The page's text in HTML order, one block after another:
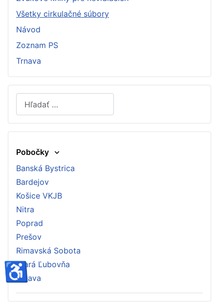
Všetky cirkulačné súbory
Návod
Zoznam PS
Trnava
Hľadať
Type 2 or more characters for results.
Pobočky
Banská Bystrica
Bardejov
Košice VKJB
Nitra
Poprad
Prešov
Rimavská Sobota
Stará Ľubovňa
Trnava